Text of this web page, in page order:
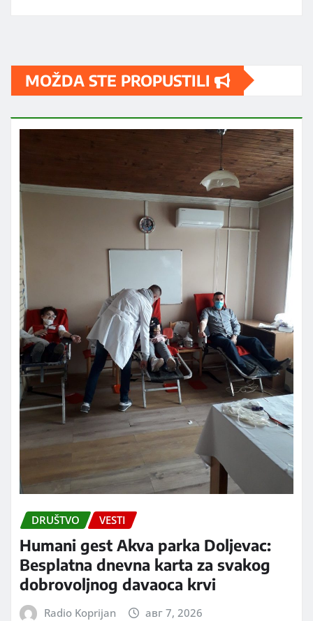
MOŽDA STE PROPUSTILI
DRUŠTVO VESTI
Humani gest Akva parka Doljevac:
Besplatna dnevna karta za svakog
dobrovoljnog davaoca krvi
Radio Koprijan авг 7, 2026